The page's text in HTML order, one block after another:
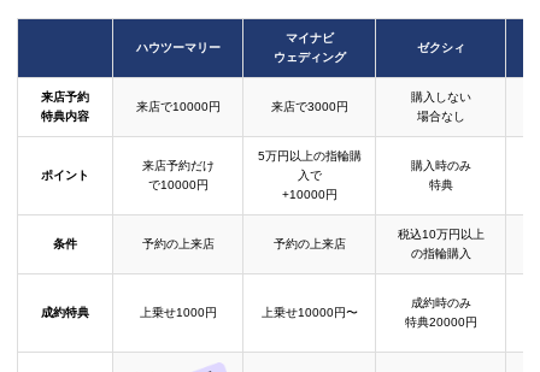
ハウツーマリー
マイナビ
ウェディング
ゼクシィ
来店予約
特典内容
来店で10000円 来店で3000円
購入しない
場合なし
ポイント
来店予約だけ
で10000円
5万円以上の指輪購
入で
+10000円
購入時のみ
特典
条件 予約の上来店 予約の上来店
税込10万円以上
の指輪購入
成約特典 上乗せ1000円 上乗せ10000円〜
成約時のみ
特典20000円